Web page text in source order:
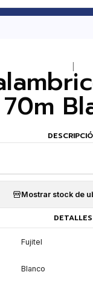
70m
Mostrar stock de
DETALLES
Fujitel
Blanco